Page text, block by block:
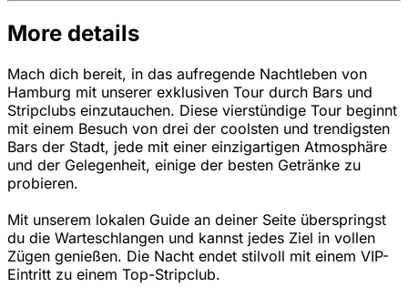
More details
Mach dich bereit, in das aufregende Nachtleben von
Hamburg mit unserer exklusiven Tour durch Bars und
Stripclubs einzutauchen. Diese vierstündige Tour beginnt
mit einem Besuch von drei der coolsten und trendigsten
Bars der Stadt, jede mit einer einzigartigen Atmosphäre
und der Gelegenheit, einige der besten Getränke zu
probieren.
Mit unserem lokalen Guide an deiner Seite überspringst
du die Warteschlangen und kannst jedes Ziel in vollen
Zügen genießen. Die Nacht endet stilvoll mit einem VIP-
Eintritt zu einem Top-Stripclub.